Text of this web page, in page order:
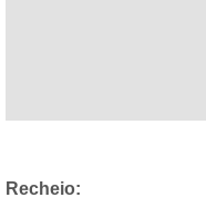
Recheio: